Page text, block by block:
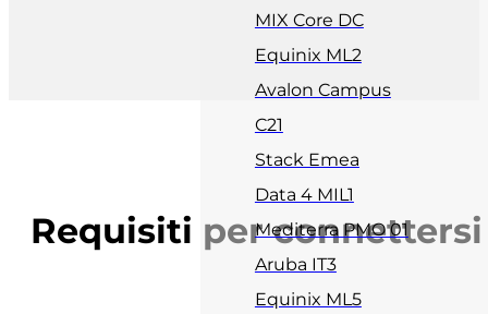
MIX Core DC
Equinix ML2
Avalon Campus
C21
Stack Emea
Data 4 MIL1
Mediterra PMO 01
Aruba IT3
Equinix ML5
Requisiti per connettersi